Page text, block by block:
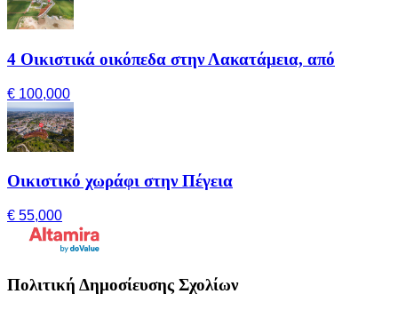
4 Οικιστικά οικόπεδα στην Λακατάμεια, από
€ 100,000
Οικιστικό χωράφι στην Πέγεια
€ 55,000
Πολιτική Δημοσίευσης Σχολίων